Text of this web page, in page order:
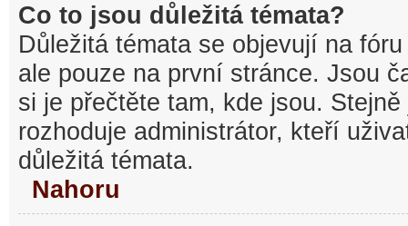
Co to jsou důležitá témata?
Důležitá témata se objevují na
ale pouze na první stránce. Jsou
si je přečtěte tam, kde jsou.
rozhoduje administrátor, kteří
důležitá témata.
Nahoru